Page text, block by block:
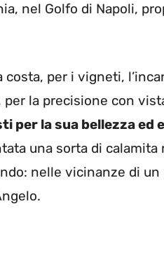
nel Golfo di Napoli,
per i vigneti,
la precisione con
per la sua bellezza ed
una sorta di calamita
nelle vicinanze di un